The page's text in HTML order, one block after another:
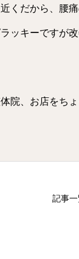
くだから、腰
ッキーですが
院、お店をちょ
記事